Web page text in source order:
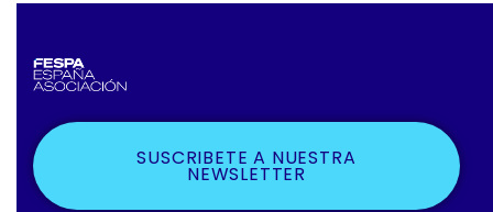
SUSCRIBETE A NUESTRA
NEWSLETTER